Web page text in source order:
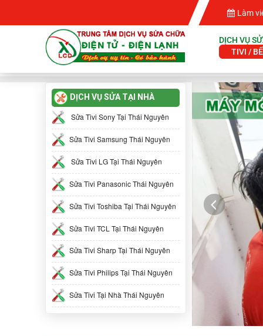
Làm
DỊCH VỤ
TIVI /
DỊCH VỤ SỬA TẠI NHÀ
Sửa Tivi Sony Tại Thái Nguyên
Sửa Tivi Samsung Thái Nguyên
Sửa Tivi LG Tại Thái Nguyên
Sửa Tivi Panasonic Thái Nguyên
Sửa Tivi Toshiba Tại Thái Nguyên
Sửa Tivi TCL Tại Thái Nguyên
Sửa Tivi Sharp Tại Thái Nguyên
Sửa Tivi Philips Tại Thái Nguyên
Sửa Tivi Tại Nhà Thái Nguyên